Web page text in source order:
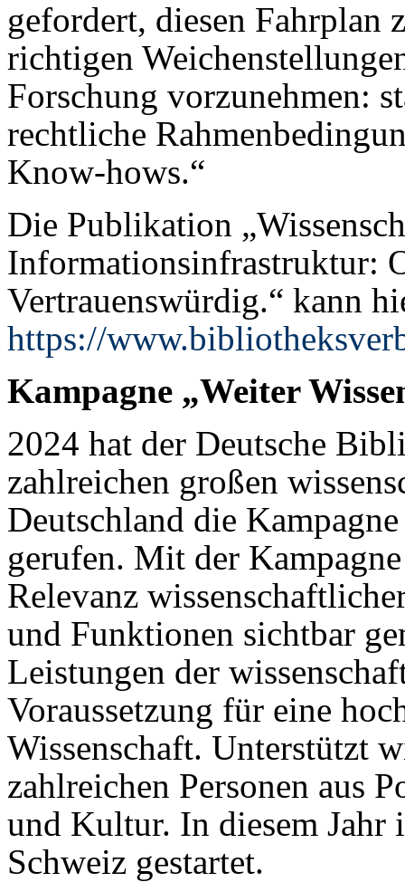
gefordert, diesen Fahrplan
richtigen
Forschung vorzunehmen:
rechtliche
Know-hows.“
Die Publikation
Informationsinfrastruktur:
Vertrauenswürdig.“ kann
https://
Kampagne „Weiter
2024 hat der Deutsche
zahlreichen großen
Deutschland die
gerufen. Mit der
Relevanz
und Funktionen sichtbar
Leistungen der
Voraussetzung für eine
Wissenschaft. Unterstützt
zahlreichen Personen aus
und Kultur. In diesem Jahr
Schweiz gestartet.